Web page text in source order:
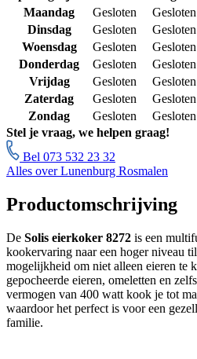
Maandag
Gesloten
Gesloten
Dinsdag
Gesloten
Gesloten
Woensdag
Gesloten
Gesloten
Donderdag
Gesloten
Gesloten
Vrijdag
Gesloten
Gesloten
Zaterdag
Gesloten
Gesloten
Zondag
Gesloten
Gesloten
Stel je vraag, we helpen graag!
Bel 073 532 23 32
Alles over Lunenburg Rosmalen
Productomschrijving
De Solis eierkoker 8272 is een
kookervaring naar een hoger niveau
mogelijkheid om niet alleen eieren te
gepocheerde eieren, omeletten en
vermogen van 400 watt kook je tot
waardoor het perfect is voor een
familie.